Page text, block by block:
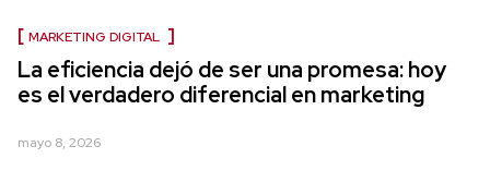
MARKETING DIGITAL
La eficiencia dejó de ser una promesa: hoy
es el verdadero diferencial en marketing
mayo 8, 2026